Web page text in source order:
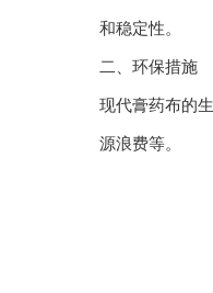
和稳定性。
二、环保措施
现代膏药布的
源浪费等。